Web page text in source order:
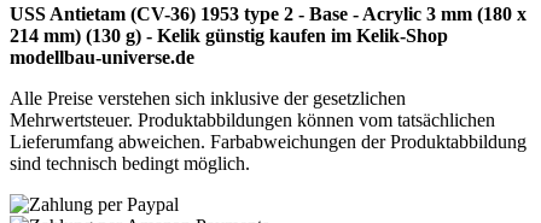
USS Antietam (CV-36) 1953 type 2 - Base - Acrylic 3 mm (180 x
214 mm) (130 g) - Kelik günstig kaufen im Kelik-Shop
modellbau-universe.de
Alle Preise verstehen sich inklusive der gesetzlichen
Mehrwertsteuer. Produktabbildungen können vom tatsächlichen
Lieferumfang abweichen. Farbabweichungen der Produktabbildung
sind technisch bedingt möglich.